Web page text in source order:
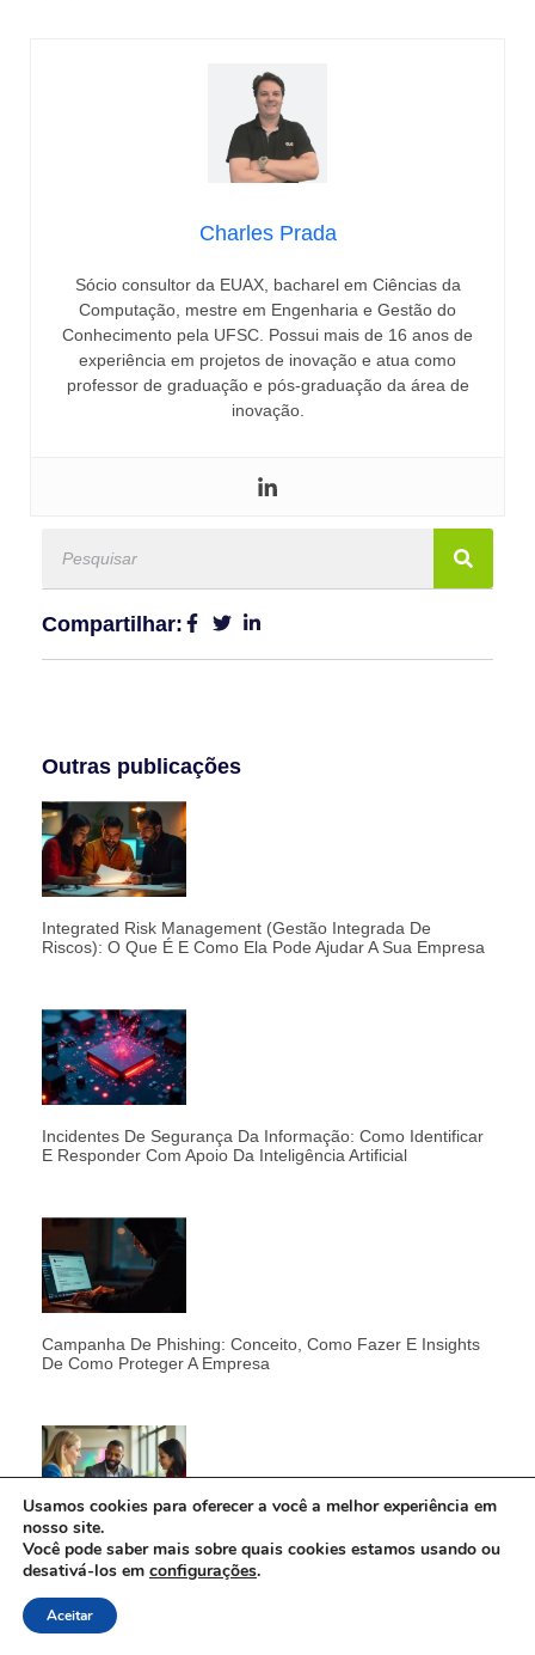
Charles Prada
Sócio consultor da EUAX, bacharel em Ciências da
Computação, mestre em Engenharia e Gestão do
Conhecimento pela UFSC. Possui mais de 16 anos de
experiência em projetos de inovação e atua como
professor de graduação e pós-graduação da área de
inovação.
Compartilhar:
Outras publicações
Integrated Risk Management (Gestão Integrada De
Riscos): O Que É E Como Ela Pode Ajudar A Sua Empresa
Incidentes De Segurança Da Informação: Como Identificar
E Responder Com Apoio Da Inteligência Artificial
Campanha De Phishing: Conceito, Como Fazer E Insights
De Como Proteger A Empresa
Transformação Ágil Nas Organizações: Como O VMO
Acelera A Entrega De Valor
Conteúdos exclusivos
Usamos cookies para oferecer a você a melhor experiência em
nosso site.
Você pode saber mais sobre quais cookies estamos usando ou
desativá-los em configurações.
Aceitar